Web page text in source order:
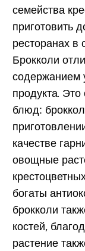
семейства
приготовить
ресторанах в
Брокколи
содержанием
продукта.
блюд:
качестве
овощные
богаты
брокколи
костей,
растение